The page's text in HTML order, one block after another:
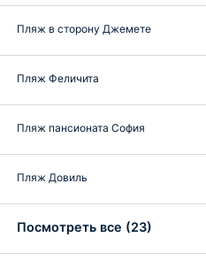
Пляж в сторону Джемете
Пляж Феличита
Пляж пансионата София
Пляж Довиль
Посмотреть все (23)